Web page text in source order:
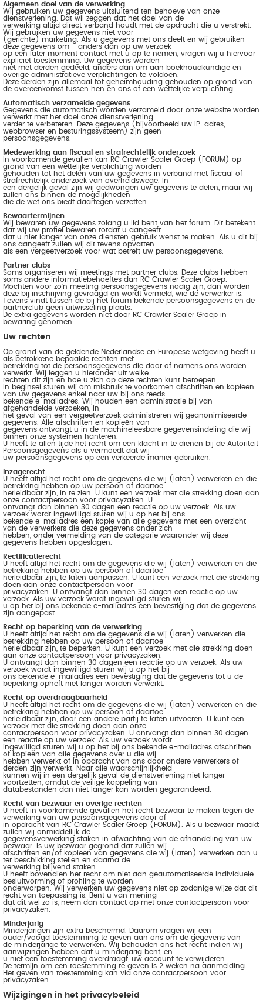
Algemeen doel van de verwerking
Wij gebruiken uw gegevens uitsluitend ten behoeve van onze
dienstverlening. Dat wil zeggen dat het doel van de
verwerking altijd direct verband houdt met de opdracht die u verstrekt.
Wij gebruiken uw gegevens niet voor
(gerichte) marketing. Als u gegevens met ons deelt en wij gebruiken
deze gegevens om - anders dan op uw verzoek -
op een later moment contact met u op te nemen, vragen wij u hiervoor
expliciet toestemming. Uw gegevens worden
niet met derden gedeeld, anders dan om aan boekhoudkundige en
overige administratieve verplichtingen te voldoen.
Deze derden zijn allemaal tot geheimhouding gehouden op grond van
de overeenkomst tussen hen en ons of een wettelijke verplichting.
Automatisch verzamelde gegevens
Gegevens die automatisch worden verzameld door onze website worden
verwerkt met het doel onze dienstverlening
verder te verbeteren. Deze gegevens (bijvoorbeeld uw IP-adres,
webbrowser en besturingssysteem) zijn geen
persoonsgegevens.
Medewerking aan fiscaal en strafrechtelijk onderzoek
In voorkomende gevallen kan RC Crawler Scaler Groep (FORUM) op
grond van een wettelijke verplichting worden
gehouden tot het delen van uw gegevens in verband met fiscaal of
strafrechtelijk onderzoek van overheidswege. In
een dergelijk geval zijn wij gedwongen uw gegevens te delen, maar wij
zullen ons binnen de mogelijkheden
die de wet ons biedt daartegen verzetten.
Bewaartermijnen
Wij bewaren uw gegevens zolang u lid bent van het forum. Dit betekent
dat wij uw profiel bewaren totdat u aangeeft
dat u niet langer van onze diensten gebruik wenst te maken. Als u dit bij
ons aangeeft zullen wij dit tevens opvatten
als een vergeetverzoek voor wat betreft uw persoonsgegevens.
Partner clubs
Soms organiseren wij meetings met partner clubs. Deze clubs hebben
soms andere informatiebehoeftes dan RC Crawler Scaler Groep.
Mochten voor zo'n meeting persoonsgegevens nodig zijn, dan worden
deze bij inschrijving gevraagd en wordt vermeld, wie de verwerker is.
Tevens vindt tussen de bij het forum bekende persoonsgegevens en de
partnerclub geen uitwisseling plaats.
De extra gegevens worden niet door RC Crawler Scaler Groep in
bewaring genomen.
Uw rechten
Op grond van de geldende Nederlandse en Europese wetgeving heeft u
als betrokkene bepaalde rechten met
betrekking tot de persoonsgegevens die door of namens ons worden
verwerkt. Wij leggen u hieronder uit welke
rechten dit zijn en hoe u zich op deze rechten kunt beroepen.
In beginsel sturen wij om misbruik te voorkomen afschriften en kopieën
van uw gegevens enkel naar uw bij ons reeds
bekende e-mailadres. Wij houden een administratie bij van
afgehandelde verzoeken, in
het geval van een vergeetverzoek administreren wij geanonimiseerde
gegevens. Alle afschriften en kopieën van
gegevens ontvangt u in de machineleesbare gegevensindeling die wij
binnen onze systemen hanteren.
U heeft te allen tijde het recht om een klacht in te dienen bij de Autoriteit
Persoonsgegevens als u vermoedt dat wij
uw persoonsgegevens op een verkeerde manier gebruiken.
Inzagerecht
U heeft altijd het recht om de gegevens die wij (laten) verwerken en die
betrekking hebben op uw persoon of daartoe
herleidbaar zijn, in te zien. U kunt een verzoek met die strekking doen aan
onze contactpersoon voor privacyzaken. U
ontvangt dan binnen 30 dagen een reactie op uw verzoek. Als uw
verzoek wordt ingewilligd sturen wij u op het bij ons
bekende e-mailadres een kopie van alle gegevens met een overzicht
van de verwerkers die deze gegevens onder zich
hebben, onder vermelding van de categorie waaronder wij deze
gegevens hebben opgeslagen.
Rectificatierecht
U heeft altijd het recht om de gegevens die wij (laten) verwerken en die
betrekking hebben op uw persoon of daartoe
herleidbaar zijn, te laten aanpassen. U kunt een verzoek met die strekking
doen aan onze contactpersoon voor
privacyzaken. U ontvangt dan binnen 30 dagen een reactie op uw
verzoek. Als uw verzoek wordt ingewilligd sturen wij
u op het bij ons bekende e-mailadres een bevestiging dat de gegevens
zijn aangepast.
Recht op beperking van de verwerking
U heeft altijd het recht om de gegevens die wij (laten) verwerken die
betrekking hebben op uw persoon of daartoe
herleidbaar zijn, te beperken. U kunt een verzoek met die strekking doen
aan onze contactpersoon voor privacyzaken.
U ontvangt dan binnen 30 dagen een reactie op uw verzoek. Als uw
verzoek wordt ingewilligd sturen wij u op het bij
ons bekende e-mailadres een bevestiging dat de gegevens tot u de
beperking opheft niet langer worden verwerkt.
Recht op overdraagbaarheid
U heeft altijd het recht om de gegevens die wij (laten) verwerken en die
betrekking hebben op uw persoon of daartoe
herleidbaar zijn, door een andere partij te laten uitvoeren. U kunt een
verzoek met die strekking doen aan onze
contactpersoon voor privacyzaken. U ontvangt dan binnen 30 dagen
een reactie op uw verzoek. Als uw verzoek wordt
ingewilligd sturen wij u op het bij ons bekende e-mailadres afschriften
of kopieën van alle gegevens over u die wij
hebben verwerkt of in opdracht van ons door andere verwerkers of
derden zijn verwerkt. Naar alle waarschijnlijkheid
kunnen wij in een dergelijk geval de dienstverlening niet langer
voortzetten, omdat de veilige koppeling van
databestanden dan niet langer kan worden gegarandeerd.
Recht van bezwaar en overige rechten
U heeft in voorkomende gevallen het recht bezwaar te maken tegen de
verwerking van uw persoonsgegevens door of
in opdracht van RC Crawler Scaler Groep (FORUM). Als u bezwaar maakt
zullen wij onmiddellijk de
gegevensverwerking staken in afwachting van de afhandeling van uw
bezwaar. Is uw bezwaar gegrond dat zullen wij
afschriften en/of kopieën van gegevens die wij (laten) verwerken aan u
ter beschikking stellen en daarna de
verwerking blijvend staken.
U heeft bovendien het recht om niet aan geautomatiseerde individuele
besluitvorming of profiling te worden
onderworpen. Wij verwerken uw gegevens niet op zodanige wijze dat dit
recht van toepassing is. Bent u van mening
dat dit wel zo is, neem dan contact op met onze contactpersoon voor
privacyzaken.
Minderjarig
Minderjarigen zijn extra beschermd. Daarom vragen wij een
ouder/voogd toestemming te geven aan ons om de gegevens van
de minderjarige te verwerken. Wij behouden ons het recht indien wij
aanwijzingen hebben dat u minderjarig bent, en
u niet een toestemming overdraagt, uw account te verwijderen.
De termijn om een toestemming te geven is 2 weken na aanmelding.
Het geven van toestemming kan via onze contactpersoon voor
privacyzaken.
Wijzigingen in het privacybeleid